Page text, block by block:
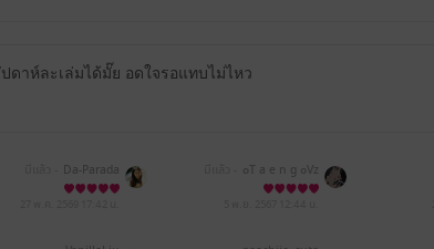
ดาห์ละเล่มได้มั๊ย อดใจรอแทบไม่ไหว
Da-Parada ๐T a e n g ๐Vz